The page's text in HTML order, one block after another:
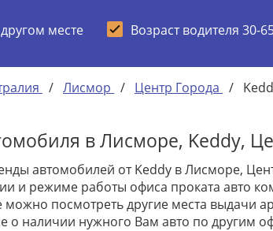
месте Возраст водителя 30-
/ Лисмор / Центр Города /
в Лисморе, Keddy,
автомобилей от Keddy в Лисморе,
и режиме работы офиса проката авто
можно посмотреть другие места выдачи
о наличии нужного Вам авто по другим